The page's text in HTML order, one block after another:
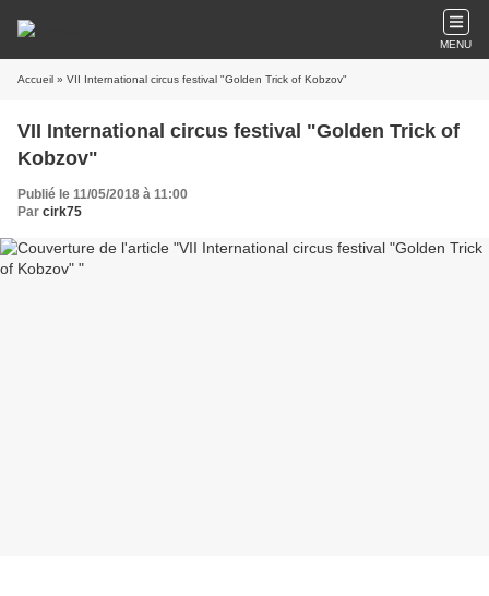
MENU
Accueil » VII International circus festival "Golden Trick of Kobzov"
VII International circus festival "Golden Trick of
Kobzov"
Publié le 11/05/2018 à 11:00
Par cirk75